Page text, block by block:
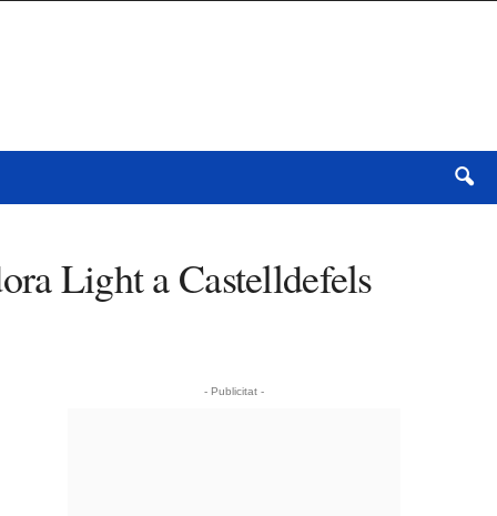
Light a Castelldefels
- Publicitat -